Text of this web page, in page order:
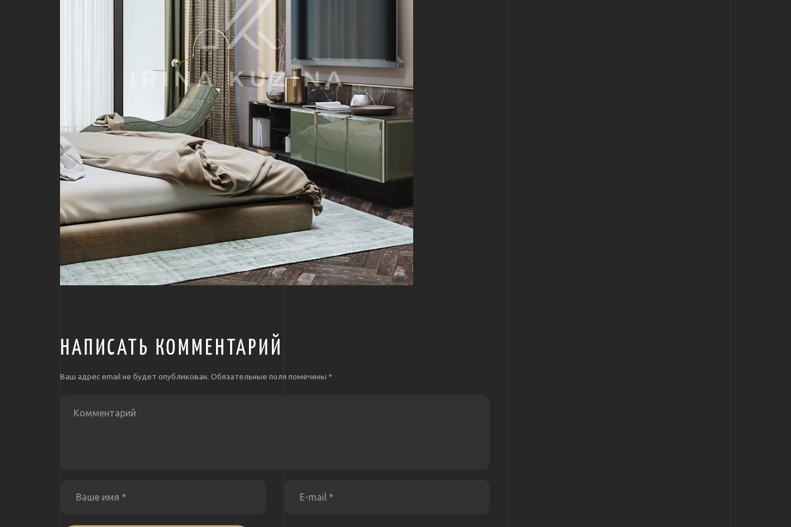
НАПИСАТЬ КОММЕНТАРИЙ
Ваш адрес email не будет опубликован. Обязательные поля помечены *